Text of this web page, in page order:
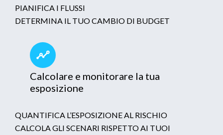
PIANIFICA I FLUSSI
DETERMINA IL TUO CAMBIO DI BUDGET
Calcolare e monitorare la tua
esposizione
QUANTIFICA L’ESPOSIZIONE AL RISCHIO
CALCOLA GLI SCENARI RISPETTO AI TUOI